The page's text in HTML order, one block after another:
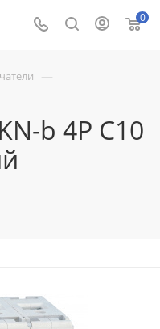
0
—
b 4P C10